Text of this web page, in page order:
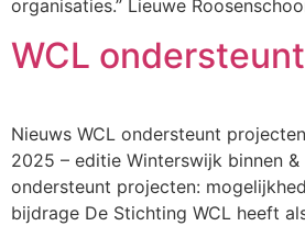
organisaties.” Lieuwe
WCL
Nieuws WCL ondersteunt
2025 – editie Winterswijk binnen &
ondersteunt projecten:
bijdrage De Stichting WCL heeft